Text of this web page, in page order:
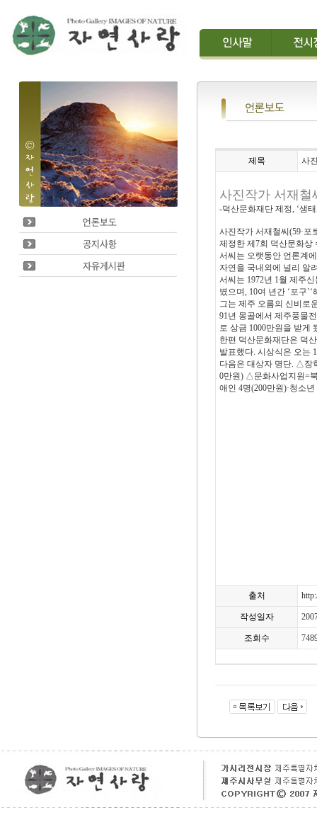
제목 사
사진작가 서재철
-덕산문화재단 제정, ‘생
사진작가 서재철씨(59·
제정한 제7회 덕산문화상
서씨는 오랫동안 언론계
자연을 국내외에 널리 알
서씨는 1972년 1월 제주
볐으며, 10여 년간 ‘포구
그는 제주 오름의 신비로
91년 몽골에서 제주풍물
로 상금 1000만원을 받게
한편 덕산문화재단은 덕
발표했다. 시상식은 오는
다음은 대상자 명단. △장
0만원) △문화사업지원=
애인 4명(200만원)·청소
출처
작성일자
조회수